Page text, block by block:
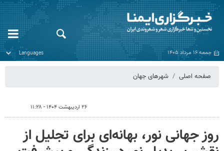
جمعه ۱۶ مرداد ۱۴۰۵
صفحه اصلی شهرهای جهان
۲۶ اردیبهشت ۱۴۰۴ - ۱۱:۲۸
روز جهانی نور، بهانه‌ای برای تجلیل از